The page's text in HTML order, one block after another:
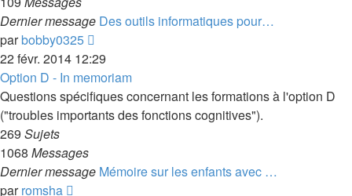
Dernier message Des outils informatiques pour…
parbobby0325
le
dernier
message
22 févr. 2014 12:29
Option D - In memoriam
Questions spécifiques concernant les formations à l'option D
("troubles importants des fonctions cognitives").
269 Sujets
1068 Messages
Dernier message Mémoire sur les enfants avec …
parromsha